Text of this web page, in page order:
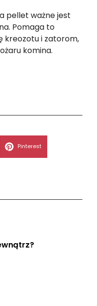
pellet ważne jest
Pomaga to
kreozotu i zatorom,
komina.
Share
Pinterest